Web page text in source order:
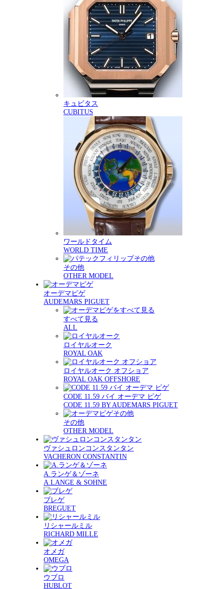
キュビタス
CUBITUS
ワールドタイム
WORLD TIME
その他
OTHER MODEL
オーデマピゲ
AUDEMARS PIGUET
すべて見る
ALL
ロイヤルオーク
ROYAL OAK
ロイヤルオーク オフショア
ROYAL OAK OFFSHORE
CODE 11.59 バイ オーデマ ピゲ
CODE 11.59 BY AUDEMARS PIGUET
その他
OTHER MODEL
ヴァシュロンコンスタンタン
VACHERON CONSTANTIN
A.ランゲ＆ゾーネ
A.LANGE & SOHNE
ブレゲ
BREGUET
リシャールミル
RICHARD MILLE
オメガ
OMEGA
ウブロ
HUBLOT